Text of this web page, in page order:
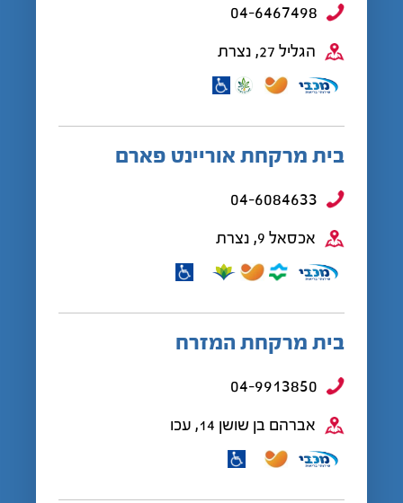
04-6467498
הגליל 27, נצרת
בית מרקחת אוריינט פארם
04-6084633
אכסאל 9, נצרת
בית מרקחת המזרח
04-9913850
אברהם בן שושן 14, עכו